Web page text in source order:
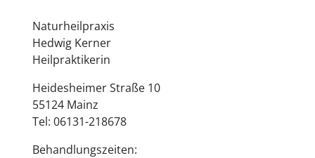
Naturheilpraxis
Hedwig Kerner
Heilpraktikerin
Heidesheimer Straße 10
55124 Mainz
Tel: 06131-218678
Behandlungszeiten: